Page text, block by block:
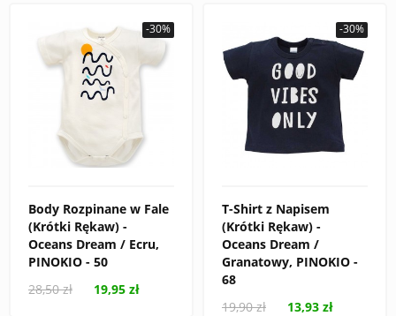
-30%
Body Rozpinane w Fale
(Krótki Rękaw) -
Oceans Dream / Ecru,
PINOKIO - 50
28,50 zł
19,95 zł
-30%
T-Shirt z Napisem
(Krótki Rękaw) -
Oceans Dream /
Granatowy, PINOKIO -
68
19,90 zł
13,93 zł